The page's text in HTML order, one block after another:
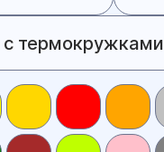
термокружками